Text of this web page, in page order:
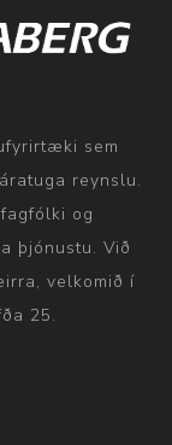
sem
reynslu.
og
þjónustu. Við
velkomið í
25.